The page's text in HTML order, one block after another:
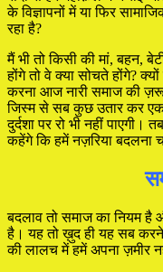
के विज्ञापनों में या फिर
रहा है?
मैं भी तो किसी की मां, बहन,
होंगे तो वे क्या सोचते होंगे?
करना आज नारी समाज की
जिस्म से सब कुछ उतार कर एक
दुर्दशा पर रो भी नहीं पाएगी।
कहेंगे कि हमें नज़रिया बदलना
बदलाव तो समाज का नियम है
है। यह तो ख़ुद ही यह सब करने
की लालच में हमें अपना ज़मीर